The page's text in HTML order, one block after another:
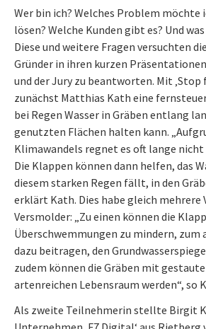
Wer bin ich? Welches Problem möchte
lösen? Welche Kunden gibt es? Und
Diese und weitere Fragen versuchten
Gründer in ihren kurzen
und der Jury zu beantworten. Mit ‚Stop
zunächst Matthias Kath eine
bei Regen Wasser in Gräben entlang
genutzten Flächen halten kann.
Klimawandels regnet es oft lange nicht
Die Klappen können dann helfen, das
diesem starken Regen fällt, in den
erklärt Kath. Dies habe gleich
Versmolder: „Zu einen können die
Überschwemmungen zu mindern, zum
dazu beitragen, den
zudem können die Gräben mit
artenreichen Lebensraum werden“, so
Als zweite Teilnehmerin stellte Birgit